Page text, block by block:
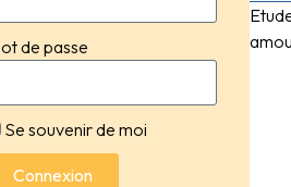
de passe
Se souvenir de moi
Connexion